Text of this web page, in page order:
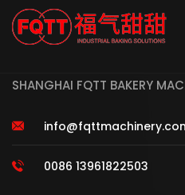
SHANGHAI FQTT BAKERY
0086 13961822503